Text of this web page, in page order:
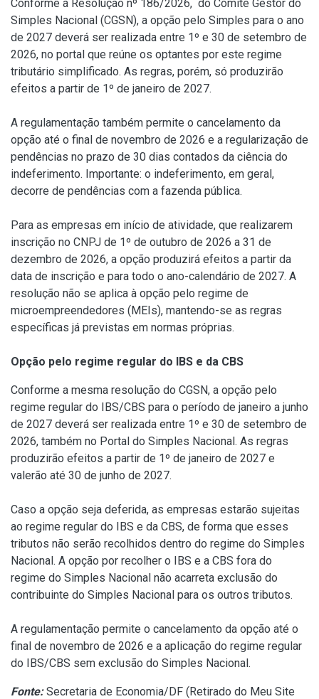
Conforme a Resolução nº 186/2026, do Comitê Gestor do
Simples Nacional (CGSN), a opção pelo Simples para o ano
de 2027 deverá ser realizada entre 1º e 30 de setembro de
2026, no portal que reúne os optantes por este regime
tributário simplificado. As regras, porém, só produzirão
efeitos a partir de 1º de janeiro de 2027.
A regulamentação também permite o cancelamento da
opção até o final de novembro de 2026 e a regularização de
pendências no prazo de 30 dias contados da ciência do
indeferimento. Importante: o indeferimento, em geral,
decorre de pendências com a fazenda pública.
Para as empresas em início de atividade, que realizarem
inscrição no CNPJ de 1º de outubro de 2026 a 31 de
dezembro de 2026, a opção produzirá efeitos a partir da
data de inscrição e para todo o ano-calendário de 2027. A
resolução não se aplica à opção pelo regime de
microempreendedores (MEIs), mantendo-se as regras
específicas já previstas em normas próprias.
Opção pelo regime regular do IBS e da CBS
Conforme a mesma resolução do CGSN, a opção pelo
regime regular do IBS/CBS para o período de janeiro a junho
de 2027 deverá ser realizada entre 1º e 30 de setembro de
2026, também no Portal do Simples Nacional. As regras
produzirão efeitos a partir de 1º de janeiro de 2027 e
valerão até 30 de junho de 2027.
Caso a opção seja deferida, as empresas estarão sujeitas
ao regime regular do IBS e da CBS, de forma que esses
tributos não serão recolhidos dentro do regime do Simples
Nacional. A opção por recolher o IBS e a CBS fora do
regime do Simples Nacional não acarreta exclusão do
contribuinte do Simples Nacional para os outros tributos.
A regulamentação permite o cancelamento da opção até o
final de novembro de 2026 e a aplicação do regime regular
do IBS/CBS sem exclusão do Simples Nacional.
Fonte:Secretaria de Economia/DF (Retirado do Meu Site